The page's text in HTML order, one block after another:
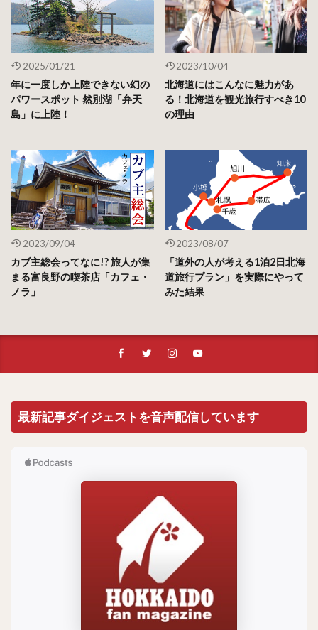
2025/01/21
年に一度しか上陸できない幻の
パワースポット 然別湖「弁天
島」に上陸！
2023/10/04
北海道にはこんなに魅力があ
る！北海道を観光旅行すべき10
の理由
2023/09/04
カブ主総会ってなに!? 旅人が集
まる富良野の喫茶店「カフェ・
ノラ」
2023/08/07
「道外の人が考える1泊2日北海
道旅行プラン」を実際にやって
みた結果
最新記事ダイジェストを音声配信しています